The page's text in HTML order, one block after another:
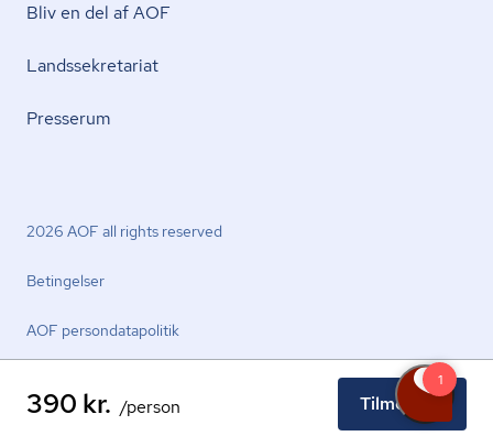
390 kr. /person Tilmeld nu
Bliv en del af AOF
Lands­se­kre­ta­ri­at
Presserum
2026 AOF all rights reserved
Betingelser
AOF per­son­da­ta­po­li­tik
facebook.comyoutube.comlinkedin.com